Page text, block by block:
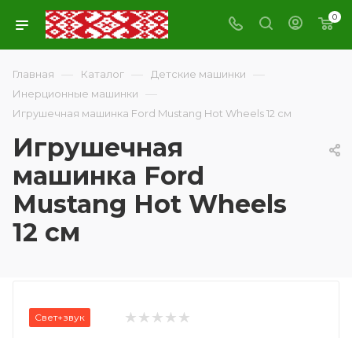
0
Главная — Каталог — Детские машинки —
Инерционные машинки —
Игрушечная машинка Ford Mustang Hot Wheels 12 см
Игрушечная
машинка Ford
Mustang Hot Wheels
12 см
Свет+звук